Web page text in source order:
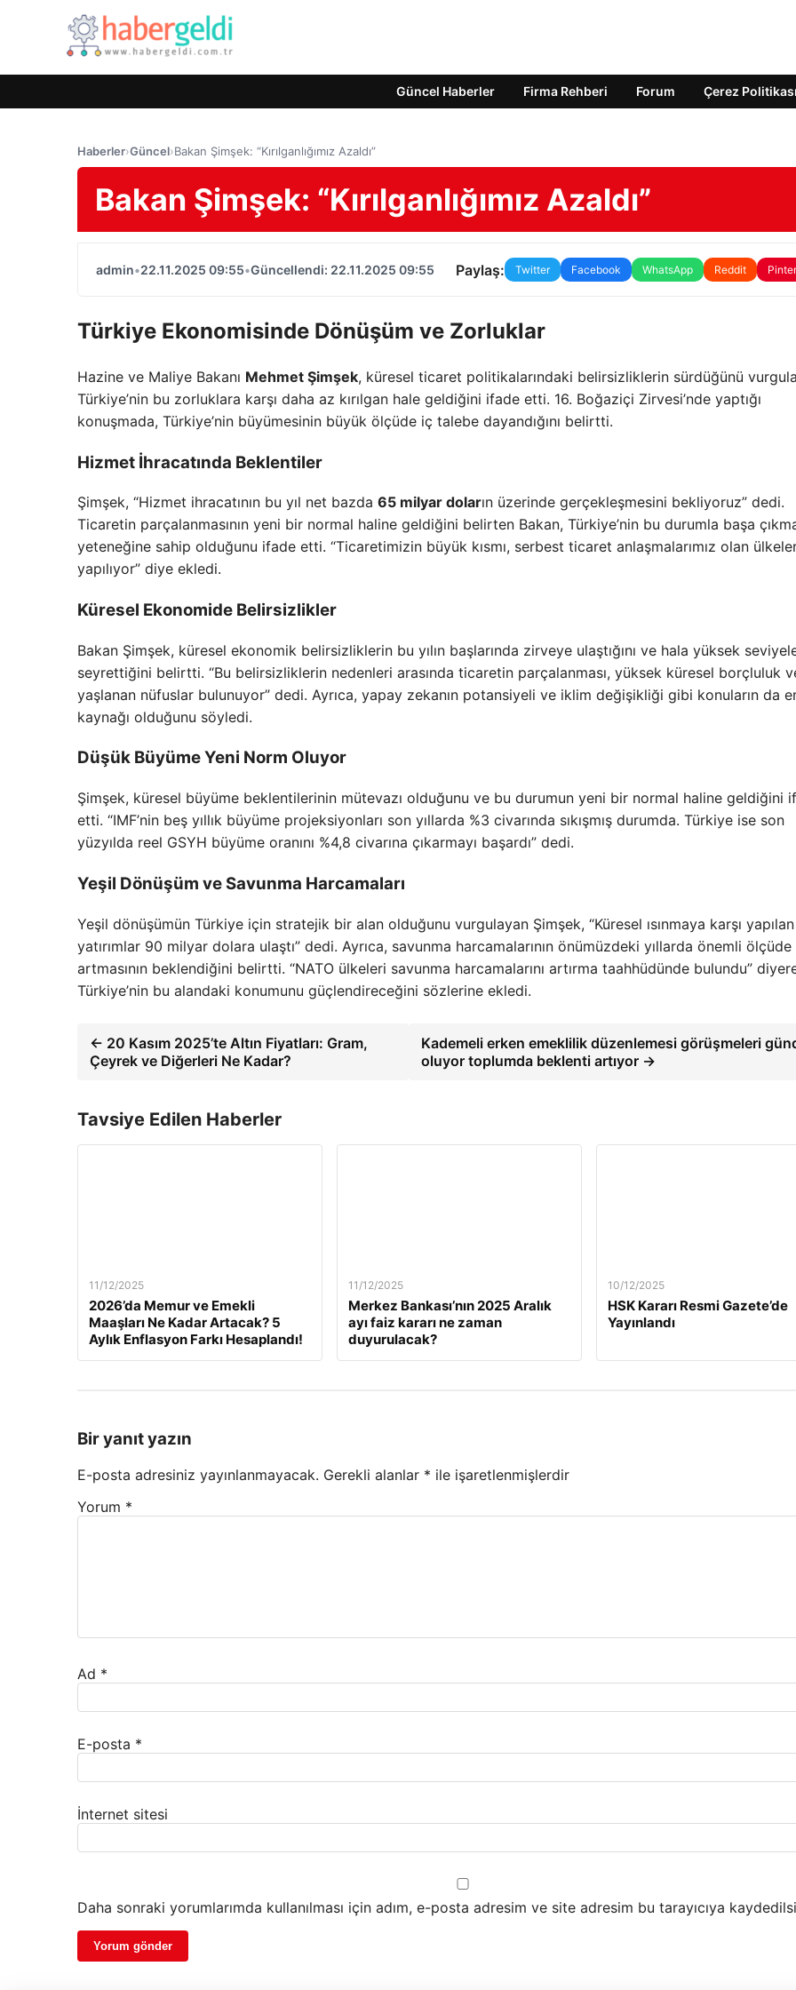
Güncel Haberler Firma Rehberi Forum Çerez Politikası
Haberler›Güncel›Bakan Şimşek: “Kırılganlığımız Azaldı”
Bakan Şimşek: “Kırılganlığımız Azaldı”
admin•22.11.2025 09:55•Güncellendi: 22.11.2025 09:55 Paylaş: Twitter Facebook WhatsApp Reddit
Türkiye Ekonomisinde Dönüşüm ve Zorluklar
Hazine ve Maliye Bakanı Mehmet Şimşek, küresel ticaret politikalarındaki belirsizliklerin sürdüğünü
Türkiye’nin bu zorluklara karşı daha az kırılgan hale geldiğini ifade etti. 16. Boğaziçi Zirvesi’nde yaptığı
konuşmada, Türkiye’nin büyümesinin büyük ölçüde iç talebe dayandığını belirtti.
Hizmet İhracatında Beklentiler
Şimşek, “Hizmet ihracatının bu yıl net bazda 65 milyar doların üzerinde gerçekleşmesini bekliyoruz” dedi.
Ticaretin parçalanmasının yeni bir normal haline geldiğini belirten Bakan, Türkiye’nin bu durumla başa
yeteneğine sahip olduğunu ifade etti. “Ticaretimizin büyük kısmı, serbest ticaret anlaşmalarımız olan
yapılıyor” diye ekledi.
Küresel Ekonomide Belirsizlikler
Bakan Şimşek, küresel ekonomik belirsizliklerin bu yılın başlarında zirveye ulaştığını ve hala yüksek
seyrettiğini belirtti. “Bu belirsizliklerin nedenleri arasında ticaretin parçalanması, yüksek küresel borçluluk
yaşlanan nüfuslar bulunuyor” dedi. Ayrıca, yapay zekanın potansiyeli ve iklim değişikliği gibi konuların da
kaynağı olduğunu söyledi.
Düşük Büyüme Yeni Norm Oluyor
Şimşek, küresel büyüme beklentilerinin mütevazı olduğunu ve bu durumun yeni bir normal haline geldiğini
etti. “IMF’nin beş yıllık büyüme projeksiyonları son yıllarda %3 civarında sıkışmış durumda. Türkiye ise son
yüzyılda reel GSYH büyüme oranını %4,8 civarına çıkarmayı başardı” dedi.
Yeşil Dönüşüm ve Savunma Harcamaları
Yeşil dönüşümün Türkiye için stratejik bir alan olduğunu vurgulayan Şimşek, “Küresel ısınmaya karşı yapılan
yatırımlar 90 milyar dolara ulaştı” dedi. Ayrıca, savunma harcamalarının önümüzdeki yıllarda önemli ölçüde
artmasının beklendiğini belirtti. “NATO ülkeleri savunma harcamalarını artırma taahhüdünde bulundu”
Türkiye’nin bu alandaki konumunu güçlendireceğini sözlerine ekledi.
← 20 Kasım 2025’te Altın Fiyatları: Gram,
Çeyrek ve Diğerleri Ne Kadar?
Kademeli erken emeklilik düzenlemesi görüşmeleri
oluyor toplumda beklenti artıyor →
Tavsiye Edilen Haberler
11/12/2025
2026’da Memur ve Emekli
Maaşları Ne Kadar Artacak? 5
Aylık Enflasyon Farkı Hesaplandı!
11/12/2025
Merkez Bankası’nın 2025 Aralık
ayı faiz kararı ne zaman
duyurulacak?
10/12/2025
HSK Kararı Resmi Gazete’de
Yayınlandı
Bir yanıt yazın
E-posta adresiniz yayınlanmayacak. Gerekli alanlar * ile işaretlenmişlerdir
Yorum *
Ad *
E-posta *
İnternet sitesi
Daha sonraki yorumlarımda kullanılması için adım, e-posta adresim ve site adresim bu tarayıcıya